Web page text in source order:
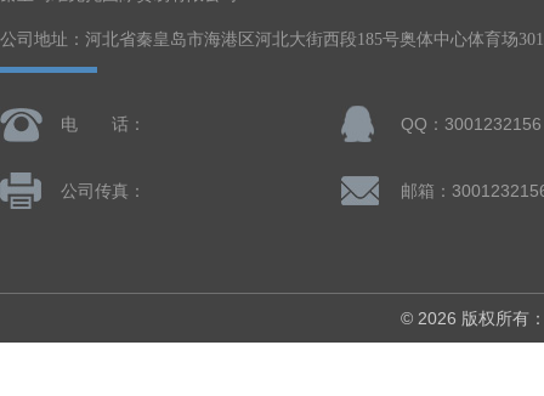
公司地址：河北省秦皇岛市海港区河北大街西段185号奥体中心体育场
电 话： QQ：3001232156
公司传真： 邮箱：
© 2026 版权所有